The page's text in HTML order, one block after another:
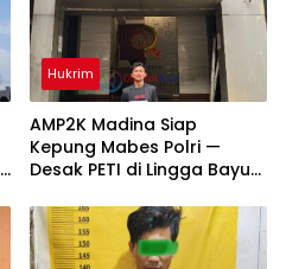
Hukrim
AMP2K Madina Siap
Kepung Mabes Polri —
Desak PETI di Lingga Bayu
Tuntas